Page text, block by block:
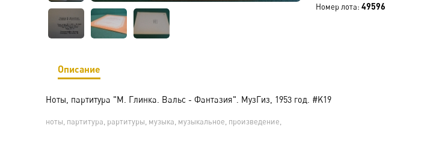
Номер лота:49596
Описание
Ноты, партитура "М. Глинка. Вальс - Фантазия". МузГиз, 1953 год. #K19
ноты, партитура, рартитуры, музыка, музыкальное, произведение,